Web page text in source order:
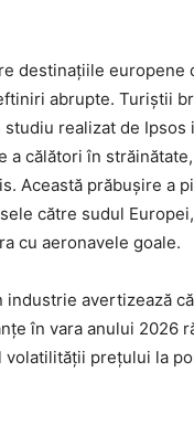
destinațiile europene
abrupte. Turiștii
realizat de
a călători în
Această prăbușire a
către sudul
cu aeronavele goale.
industrie avertizează
în vara anului 2026
prețului la